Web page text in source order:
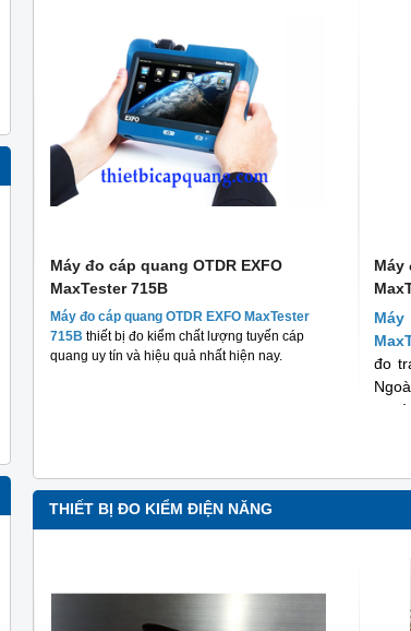
Máy đo cáp quang OTDR APL-2 Plus
– Giải pháp kiểm tra tuyến quang
chính xác, chuyên nghiệp hiện nay.
đột phá cho
nay tại Việt
Máy đo cáp quang OTDR EXFO
MaxTester 715B
Máy đo cáp quang OTDR EXFO MaxTester
715B thiết bị đo kiểm chất lượng tuyến cáp
quang uy tín và hiệu quả nhất hiện nay.
Máy
đo
THIẾT BỊ ĐO KIỂM ĐIỆN NĂNG